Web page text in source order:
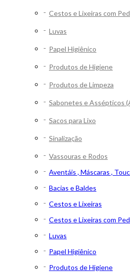
Cestos e Lixeiras com
Luvas
Papel Higiênico
Produtos de Higiene
Produtos de Limpeza
Sabonetes e Assépticos
Sacos para Lixo
Sinalização
Vassouras e Rodos
Aventáis , Máscaras ,
Bacias e Baldes
Cestos e Lixeiras
Cestos e Lixeiras com
Luvas
Papel Higiênico
Produtos de Higiene